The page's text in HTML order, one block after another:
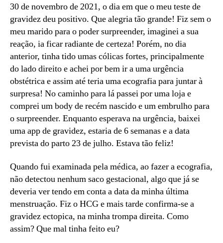
30 de novembro de 2021, o dia em que o meu teste de
gravidez deu positivo. Que alegria tão grande! Fiz sem o
meu marido para o poder surpreender, imaginei a sua
reação, ia ficar radiante de certeza! Porém, no dia
anterior, tinha tido umas cólicas fortes, principalmente
do lado direito e achei por bem ir a uma urgência
obstétrica e assim até teria uma ecografia para juntar à
surpresa! No caminho para lá passei por uma loja e
comprei um body de recém nascido e um embrulho para
o surpreender. Enquanto esperava na urgência, baixei
uma app de gravidez, estaria de 6 semanas e a data
prevista do parto 23 de julho. Estava tão feliz!
Quando fui examinada pela médica, ao fazer a ecografia,
não detectou nenhum saco gestacional, algo que já se
deveria ver tendo em conta a data da minha última
menstruação. Fiz o HCG e mais tarde confirma-se a
gravidez ectopica, na minha trompa direita. Como
assim? Que mal tinha feito eu?